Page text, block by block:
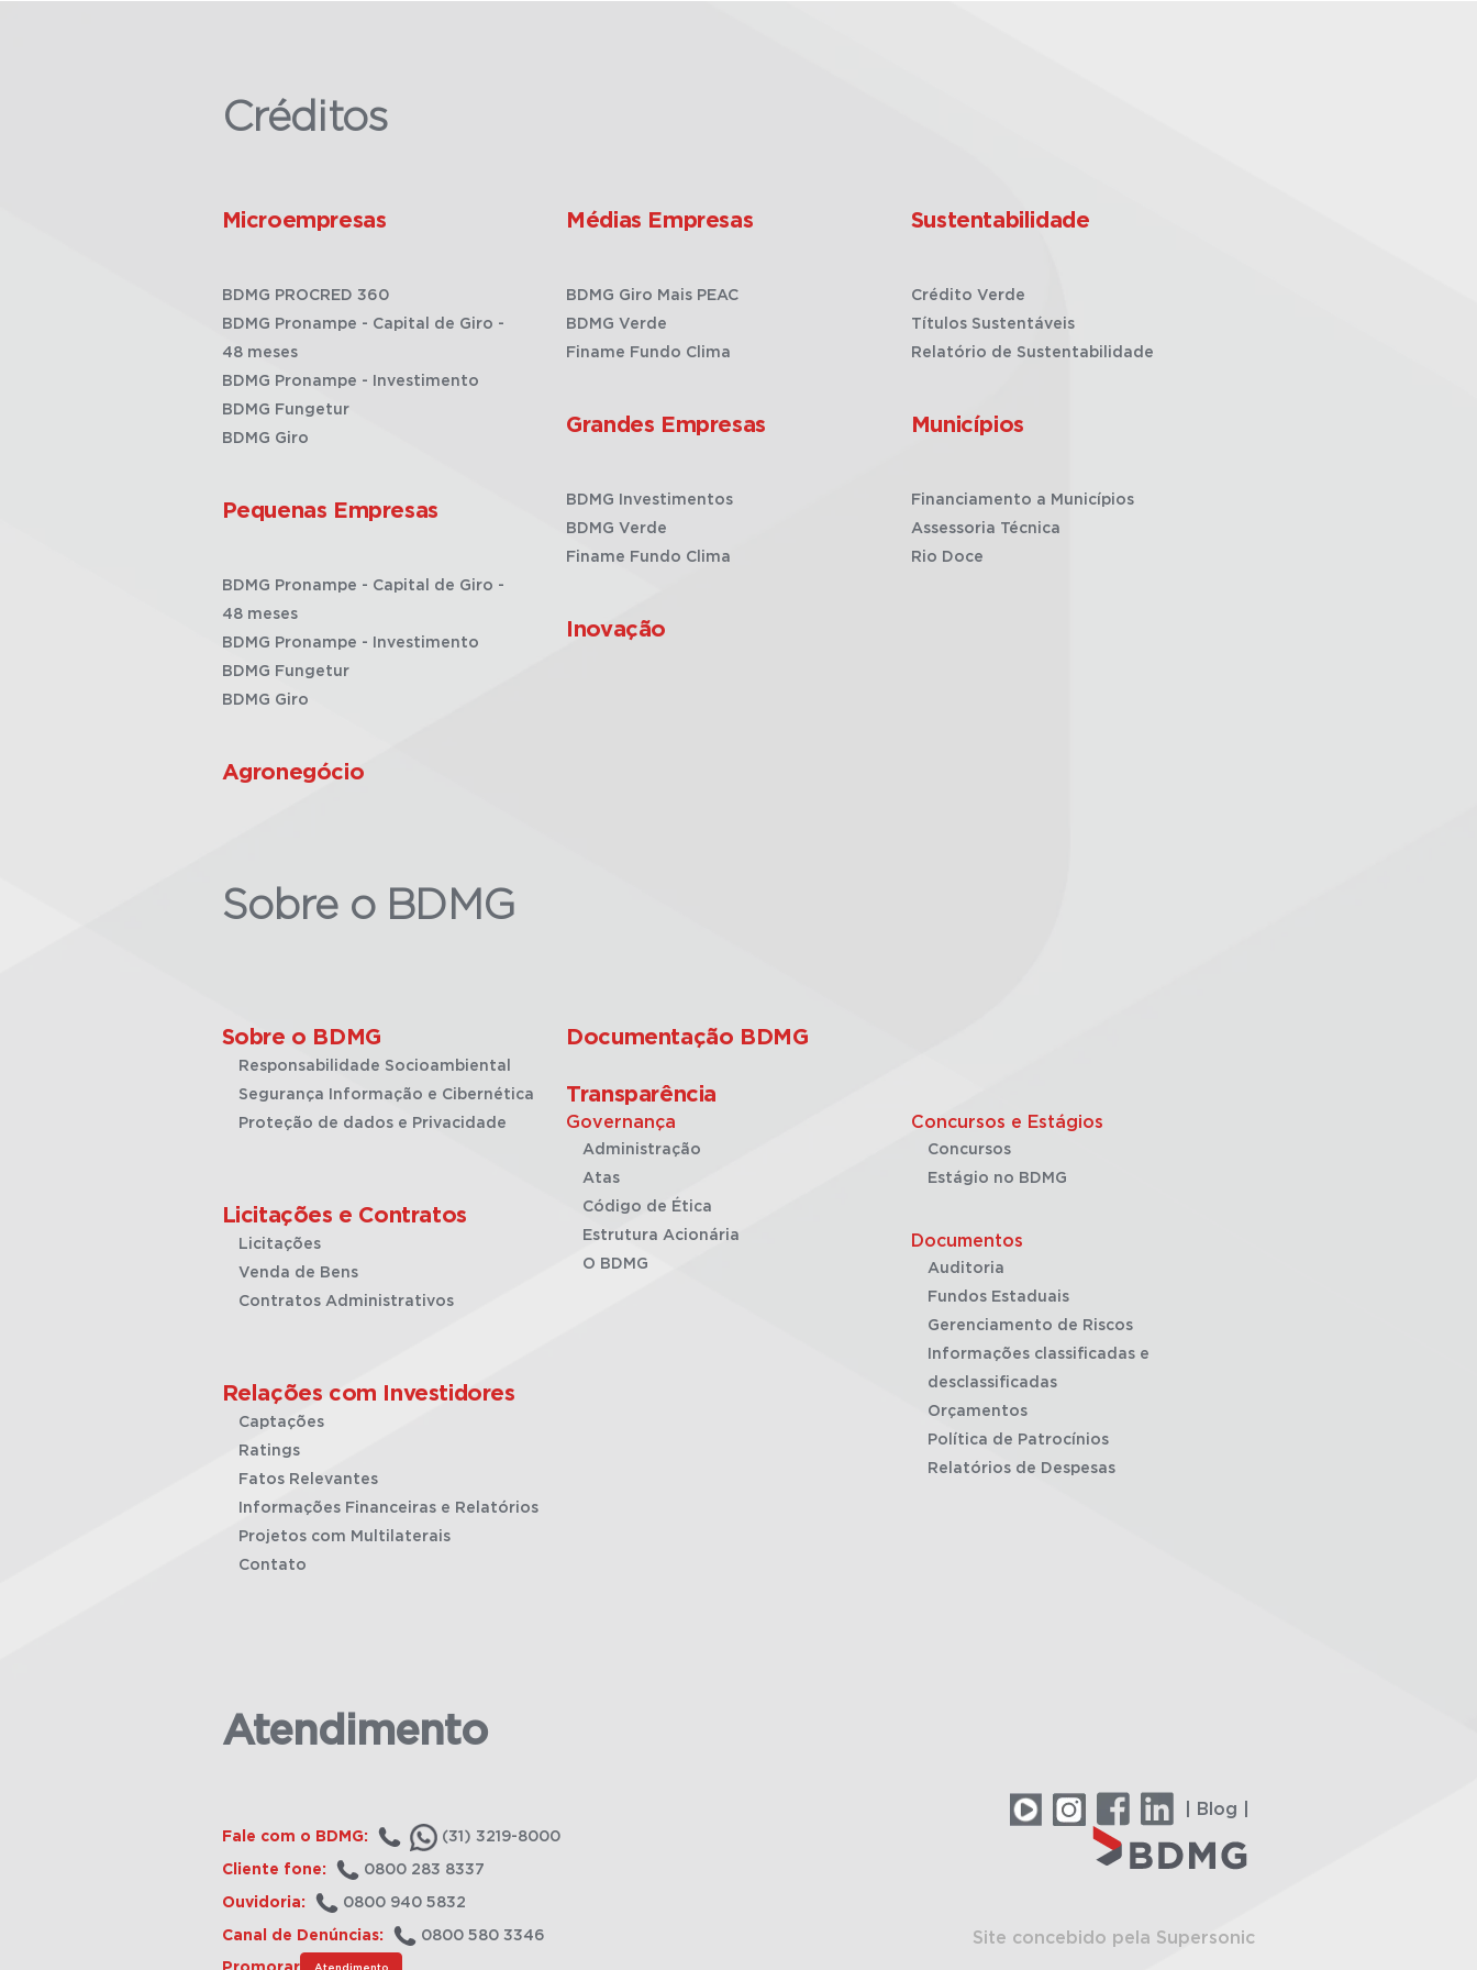
Créditos
Microempresas
BDMG PROCRED 360
BDMG Pronampe - Capital de Giro -
48 meses
BDMG Pronampe - Investimento
BDMG Fungetur
BDMG Giro
Pequenas Empresas
BDMG Pronampe - Capital de Giro -
48 meses
BDMG Pronampe - Investimento
BDMG Fungetur
BDMG Giro
Agronegócio
Médias Empresas
BDMG Giro Mais PEAC
BDMG Verde
Finame Fundo Clima
Grandes Empresas
BDMG Investimentos
BDMG Verde
Finame Fundo Clima
Inovação
Sustentabilidade
Crédito Verde
Títulos Sustentáveis
Relatório de Sustentabilidade
Municípios
Financiamento a Municípios
Assessoria Técnica
Rio Doce
Sobre o BDMG
Sobre o BDMG
Responsabilidade Socioambiental
Segurança Informação e Cibernética
Proteção de dados e Privacidade
Licitações e Contratos
Licitações
Venda de Bens
Contratos Administrativos
Relações com Investidores
Captações
Ratings
Fatos Relevantes
Informações Financeiras e Relatórios
Projetos com Multilaterais
Contato
Documentação BDMG
Transparência
Governança
Administração
Atas
Código de Ética
Estrutura Acionária
O BDMG
Concursos e Estágios
Concursos
Estágio no BDMG
Documentos
Auditoria
Fundos Estaduais
Gerenciamento de Riscos
Informações classificadas e
desclassificadas
Orçamentos
Política de Patrocínios
Relatórios de Despesas
Atendimento
Fale com o BDMG: (31) 3219-8000
Cliente fone: 0800 283 8337
Ouvidoria: 0800 940 5832
Canal de Denúncias: 0800 580 3346
Atendimento
| Blog |
Site concebido pela Supersonic